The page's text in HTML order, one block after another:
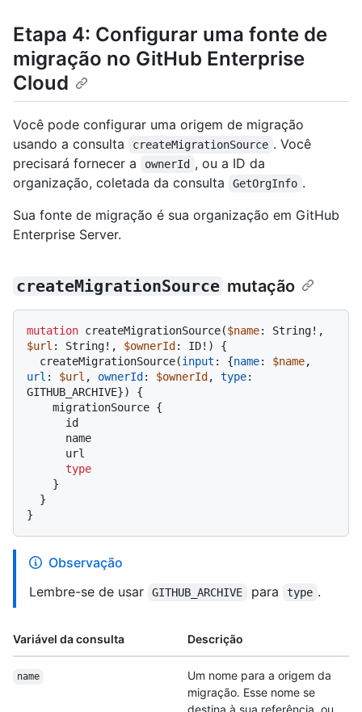
Etapa 4: Configurar uma fonte de
migração no GitHub Enterprise
Cloud
Você pode configurar uma origem de migração
usando a consulta
createMigrationSource . Você
precisará fornecer a
ownerId , ou a ID da
organização, coletada da consulta
GetOrgInfo .
Sua fonte de migração é sua organização em GitHub
Enterprise Server.
createMigrationSource mutação
mutation createMigrationSource($name: String!
$url : String! , $ownerId : ID! )
{
  createMigrationSource
(input : {name: $name
url : $url , ownerId : $ownerId , type:
GITHUB_ARCHIVE})
{
    migrationSource
{
type
}
}
}
Observação
Lembre-se de usar
GITHUB_ARCHIVE para type .
Variável da consulta Descrição
name
Um nome para a origem da
migração. Esse nome se